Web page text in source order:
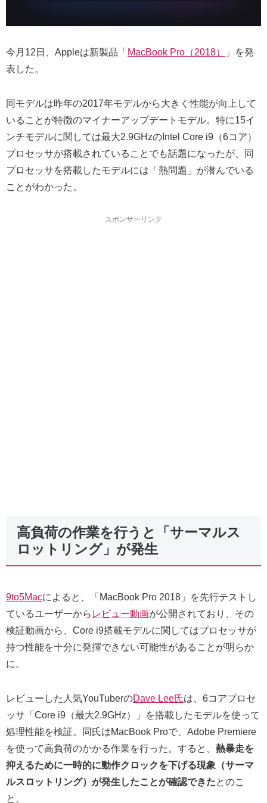
今月12日、Appleは新製品「 MacBook Pro（2018）
」を発
表した。
同モデルは昨年の2017年モデルから大きく性能が向上して
いることが特徴のマイナーアップデートモデル。特に15イ
ンチモデルに関しては最大2.9GHzのIntel Core i9（6コア）
プロセッサが搭載されていることでも話題になったが、同
プロセッサを搭載したモデルには「熱問題」が潜んでいる
ことがわかった。
スポンサーリンク
高負荷の作業を行うと「サーマルス
ロットリング」が発生
9to5Macによると、「MacBook Pro 2018」を先行テストし
ているユーザーから レビュー動画が公開されており、その
検証動画から、Core i9搭載モデルに関してはプロセッサが
持つ性能を十分に発揮できない可能性があることが明らか
に。
レビューした人気YouTuberのDave Lee氏は、6コアプロセ
ッサ「Core i9（最大2.9GHz）」を搭載したモデルを使って
処理性能を検証。同氏はMacBook Proで、Adobe Premiere
を使って高負荷のかかる作業を行った。すると、 熱暴走を
抑えるために一時的に動作クロックを下げる現象（サーマ
ルスロットリング）が発生したことが確認できたとのこ
と。